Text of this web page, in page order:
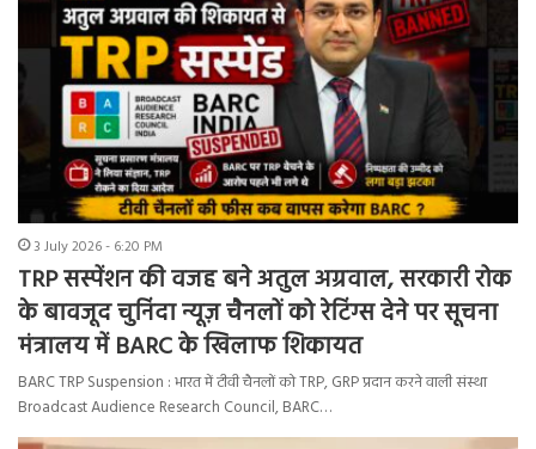
3 July 2026 - 6:20 PM
TRP सस्पेंशन की वजह बने अतुल अग्रवाल, सरकारी रोक
के बावजूद चुनिंदा न्यूज़ चैनलों को रेटिंग्स देने पर सूचना
मंत्रालय में BARC के खिलाफ शिकायत
BARC TRP Suspension : भारत में टीवी चैनलों को TRP, GRP प्रदान करने वाली संस्था
Broadcast Audience Research Council, BARC…